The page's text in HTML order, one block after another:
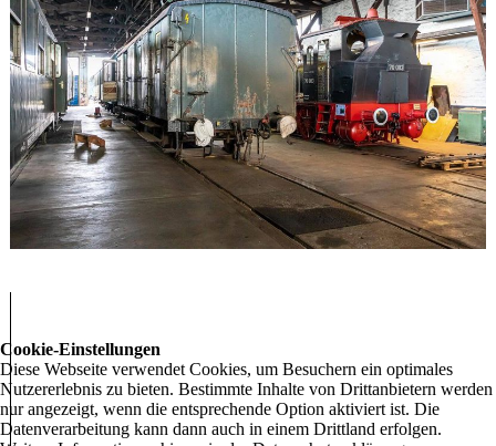
Cookie-Einstellungen
Diese Webseite verwendet Cookies, um Besuchern ein optimales
Nutzererlebnis zu bieten. Bestimmte Inhalte von Drittanbietern werden
nur angezeigt, wenn die entsprechende Option aktiviert ist. Die
Datenverarbeitung kann dann auch in einem Drittland erfolgen.